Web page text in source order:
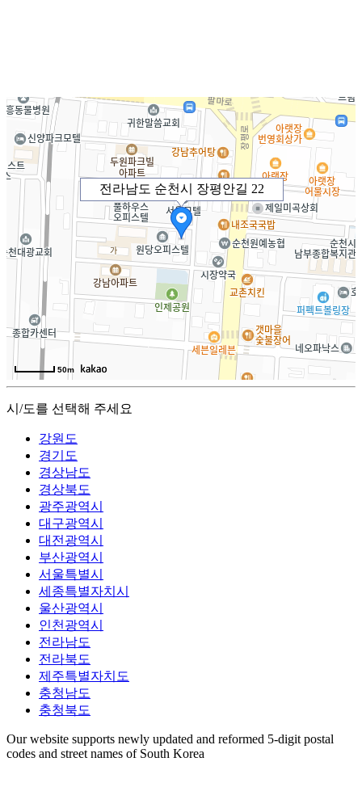
전라남도 순천시 장평안길 22
50m
시/도를 선택해 주세요
강원도
경기도
경상남도
경상북도
광주광역시
대구광역시
대전광역시
부산광역시
서울특별시
세종특별자치시
울산광역시
인천광역시
전라남도
전라북도
제주특별자치도
충청남도
충청북도
Our website supports newly updated and reformed 5-digit postal
codes and street names of South Korea